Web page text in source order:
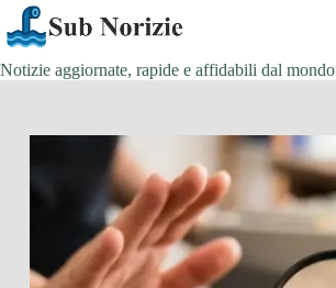
Salta
al
contenuto
Notizie aggiornate, rapide e affidabili dal mondo